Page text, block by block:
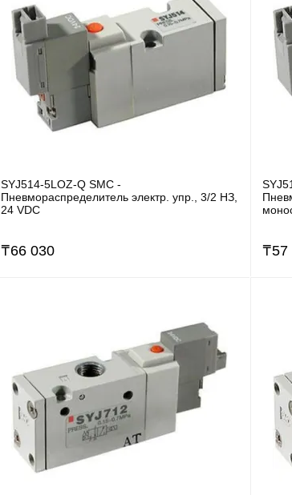
SYJ514-5LOZ-Q SMC -
Пневмораспределитель электр. упр., 3/2 НЗ,
24 VDC
₸66 030 ₸57